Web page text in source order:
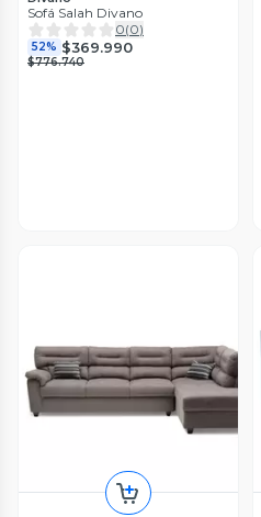
Sofá Salah Divano
0(0)
52% $369.990
$776.740